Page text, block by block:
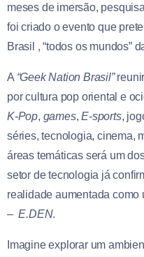
meses de imersão,
foi criado o evento que
Brasil , “todos os mundos”
A “Geek Nation Brasil”
por cultura pop oriental e
K-Pop, games, E-sports,
séries, tecnologia, cinema,
áreas temáticas será um
setor de tecnologia já
realidade aumentada
–E.DEN.
Imagine explorar um